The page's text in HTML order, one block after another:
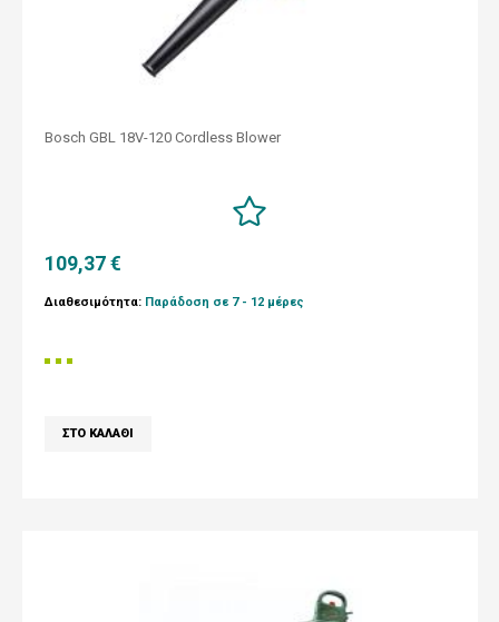
Bosch GBL 18V-120 Cordless Blower
109,37 €
Διαθεσιμότητα: Παράδοση σε 7 - 12 μέρες